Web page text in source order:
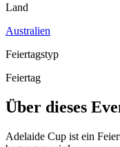
Land
Australien
Feiertagstyp
Feiertag
Über dieses
Adelaide Cup ist ein